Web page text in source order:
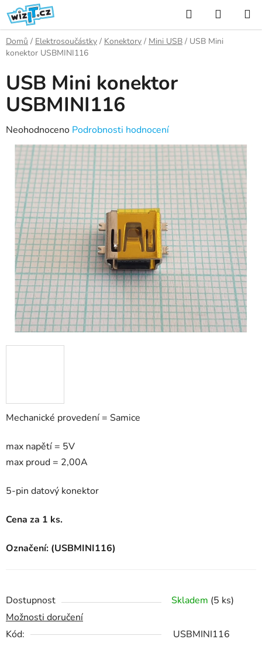
Přejít
na
obsah
Hledat
KOŠÍK
Domů / Elektrosoučástky / Konektory / Mini USB / USB Mini
konektor USBMINI116
Mechanické provedení = Samice
max napětí = 5V
max proud = 2,00A
5-pin datový konektor
Cena za 1 ks.
Označení: (USBMINI116)
Dostupnost Skladem (5 ks)
Možnosti doručení
Kód:
USBMINI116
USB Mini konektor
USBMINI116
Průměrné
hodnocení
produktu
0,0
hvězdiček.
Neohodnoceno Podrobnosti hodnocení